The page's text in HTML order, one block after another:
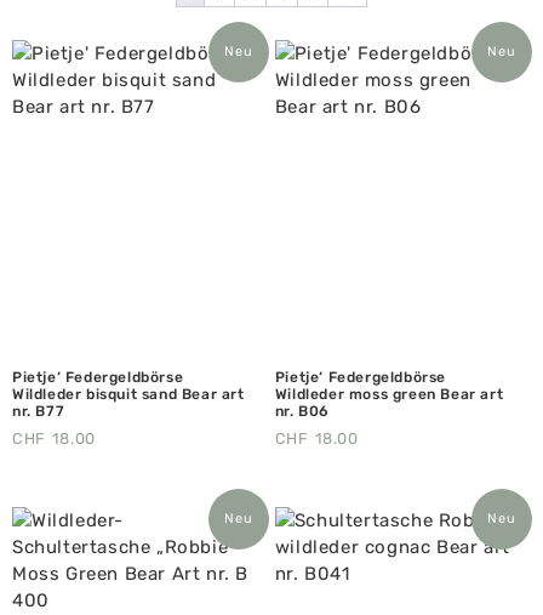
Neu
Pietje‘ Federgeldbörse
Wildleder bisquit sand Bear art
nr. B77
CHF 18.00
Neu
Pietje‘ Federgeldbörse
Wildleder moss green Bear art
nr. B06
CHF 18.00
Neu Neu